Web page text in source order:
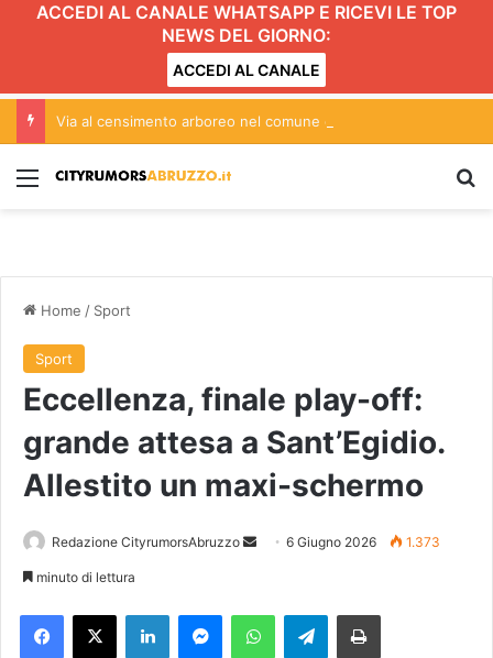
ACCEDI AL CANALE WHATSAPP E RICEVI LE TOP
NEWS DEL GIORNO:
ACCEDI AL CANALE
Via al censimento arboreo nel comune di Teramo
Menu
Home / Sport
Sport
Eccellenza, finale play-off:
grande attesa a Sant’Egidio.
Allestito un maxi-schermo
Redazione CityrumorsAbruzzo
a
6 Giugno 2026 1.373
minuto di lettura
Telegram